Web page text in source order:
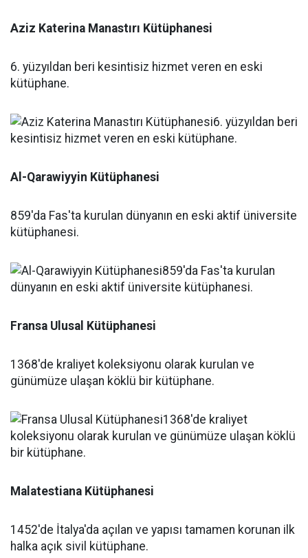
Aziz Katerina Manastırı Kütüphanesi
6. yüzyıldan beri kesintisiz hizmet veren en eski
kütüphane.
Al-Qarawiyyin Kütüphanesi
859'da Fas'ta kurulan dünyanın en eski aktif üniversite
kütüphanesi.
Fransa Ulusal Kütüphanesi
1368'de kraliyet koleksiyonu olarak kurulan ve
günümüze ulaşan köklü bir kütüphane.
Malatestiana Kütüphanesi
1452'de İtalya'da açılan ve yapısı tamamen korunan ilk
halka açık sivil kütüphane.